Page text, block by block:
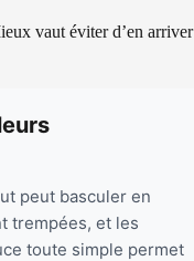
vaut éviter d’en arriver
peut basculer en
trempées, et les
toute simple permet